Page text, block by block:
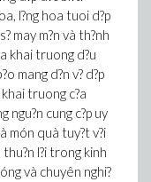
l?ng hoa tuoi d?p
may m?n và th?nh
khai truong d?u
mang d?n v? d?p
khai truong c?a
ngu?n cung c?p uy
món quà tuy?t v?i
thu?n l?i trong kinh
và chuyên nghi?